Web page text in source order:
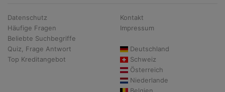
Datenschutz
Häufige Fragen
Beliebte Suchbegriffe
Quiz, Frage Antwort
Top Kreditangebot
Kontakt
Impressum
Deutschland
Schweiz
Österreich
Niederlande